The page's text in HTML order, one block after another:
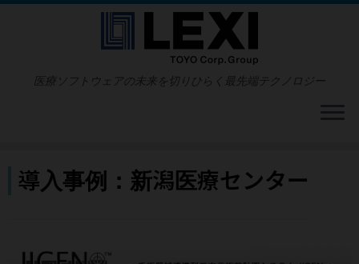
コ
医療ソフトウェアの未来を切りひらく最先端テクノロジー
導入事例：新潟医療センター